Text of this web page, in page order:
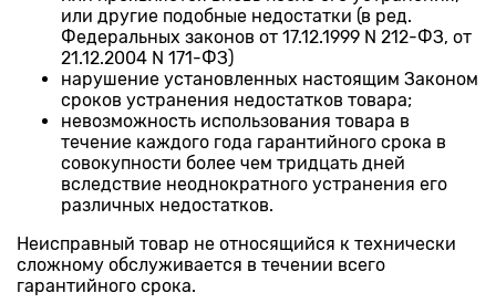
или другие подобные недостатки (в ред.
Федеральных законов от 17.12.1999 N 212-ФЗ, от
21.12.2004 N 171-ФЗ)
нарушение установленных настоящим Законом
сроков устранения недостатков товара;
невозможность использования товара в
течение каждого года гарантийного срока в
совокупности более чем тридцать дней
вследствие неоднократного устранения его
различных недостатков.
Неисправный товар не относящийся к технически
сложному обслуживается в течении всего
гарантийного срока.